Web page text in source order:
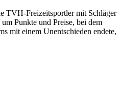
TVH-Freizeitsportler mit Schläger
Punkte und Preise, bei dem
mit einem Unentschieden endete,